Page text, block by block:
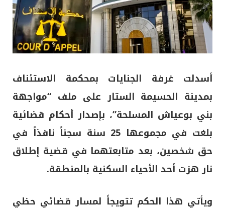
أسدلت غرفة الجنايات بمحكمة الاستئناف
بمدينة الحسيمة الستار على ملف “مواجهة
بني بوعياش المسلحة”، بإصدار أحكام قضائية
بلغت في مجموعها 25 سنة سجناً نافذاً في
حق شخصين، بعد متابعتهما في قضية إطلاق
نار هزت أحد الأحياء السكنية بالمنطقة.
ويأتي هذا الحكم تتويجاً لمسار قضائي حظي